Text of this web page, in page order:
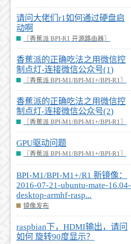
请问大佬们r1如何通过硬盘启
动啊
〖香蕉派 BPI-R1 开源路由器〗
香蕉派的正确吃法之用微信控
制点灯-连接微信公众号(1)
〖香蕉派 BPI-M1/BPI-M1+/BPI-R1〗
香蕉派的正确吃法之用微信控
制点灯-连接微信公众号(2)
〖香蕉派 BPI-M1/BPI-M1+/BPI-R1〗
GPU驱动问题
〖香蕉派 BPI-M1/BPI-M1+/BPI-R1〗
BPI-M1/BPI-M1+/R1 新镜像：
2016-07-21-ubuntu-mate-16.04-
desktop-armhf-rasp...
镜像发布
raspbian下，HDMI输出，请问
如何 旋转90度显示？